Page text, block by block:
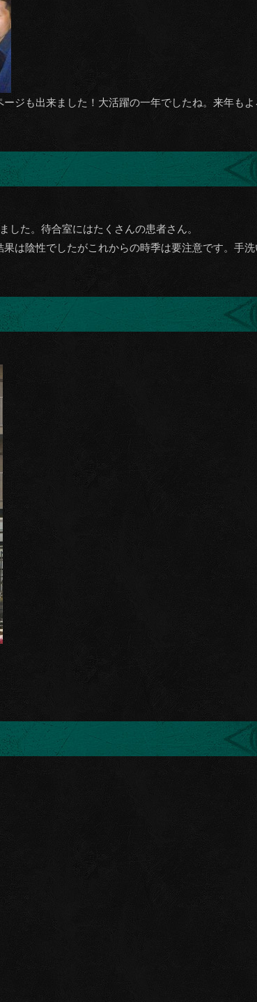
ジも出来ました！大活躍の一年でしたね。来年も
した。待合室にはたくさんの患者さん。
は陰性でしたがこれからの時季は要注意です。手